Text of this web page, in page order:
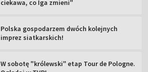
Popis Polki na najsłynniejszej górze świata!